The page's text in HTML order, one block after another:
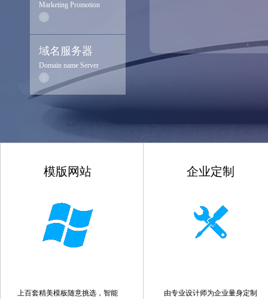
Marketing Promotion
域名服务器
Domain name Server
模版网站
上百套精美模板随意挑选，智能
企业定制
由专业设计师为企业量身定制